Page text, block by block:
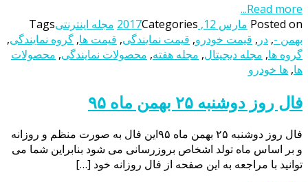
Read more...
Posted on مارس 12, 2017 Categories مجله اینترنتیTags
بهمن -, در , قیمت خودرو, قیمت نمایندگی, قیمت ها, گروه نمایندگی,
گروه ها, مجله دیجیتال, مجله هفته, محصولات نمایندگی, محصولات
ها, ها خودرو
فال روز دوشنبه ۲۵ بهمن ماه ۹۵
فال روز دوشنبه ۲۵ بهمن ماه ۹۵این فال به صورت منظم و روزانه
و بر اساس ماه تولد اشخاص بروزرسانی می شود بنابراین شما می
توانید با مراجعه به این صفحه از فال روزانه خود […]